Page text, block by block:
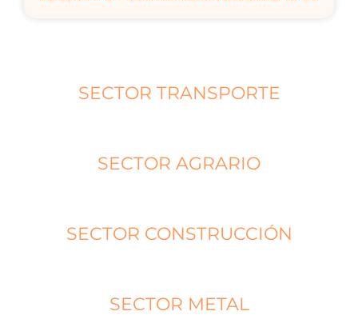
SECTOR TRANSPORTE
SECTOR AGRARIO
SECTOR CONSTRUCCIÓN
SECTOR METAL